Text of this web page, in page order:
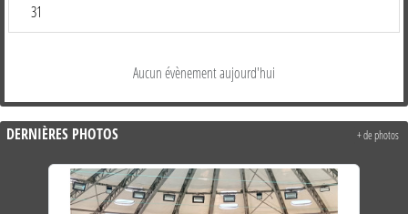
31
Aucun évènement aujourd'hui
DERNIÈRES PHOTOS + de photos